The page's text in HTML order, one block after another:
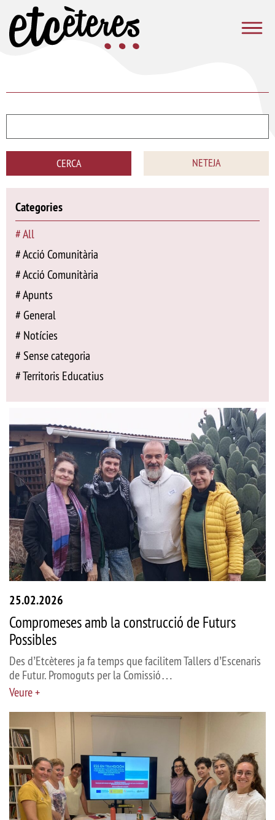
Vés al contingut
Etcèteres
CERCA NETEJA
Categories
All
Acció Comunitària
Acció Comunitària
Apunts
General
Notícies
Sense categoria
Territoris Educatius
25.02.2026
Compromeses amb la construcció de Futurs
Possibles
Des d’Etcèteres ja fa temps que facilitem Tallers d’Escenaris
de Futur. Promoguts per la Comissió…
Veure +